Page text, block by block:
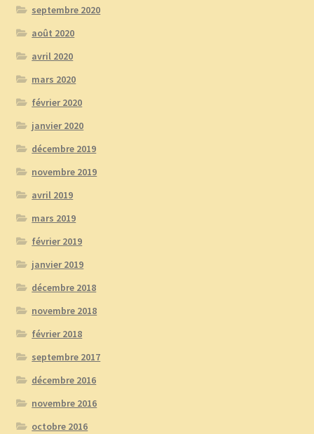
septembre 2020
août 2020
avril 2020
mars 2020
février 2020
janvier 2020
décembre 2019
novembre 2019
avril 2019
mars 2019
février 2019
janvier 2019
décembre 2018
novembre 2018
février 2018
septembre 2017
décembre 2016
novembre 2016
octobre 2016